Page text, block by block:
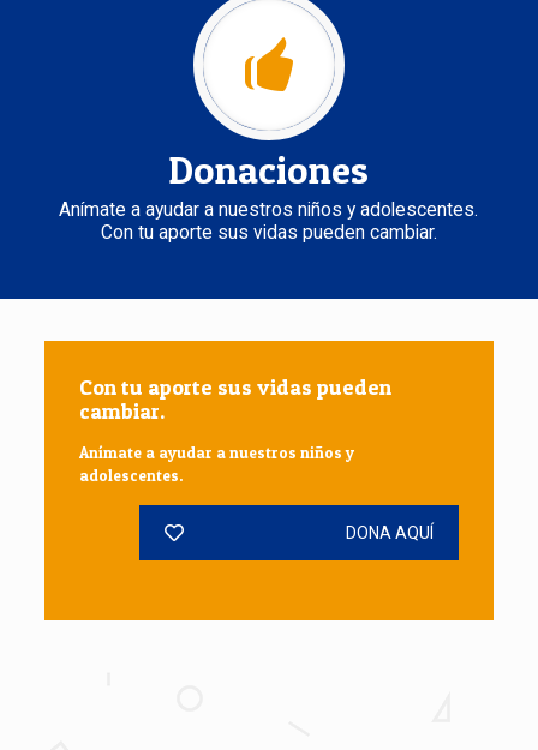
Donaciones
Anímate a ayudar a nuestros niños y adolescentes.
Con tu aporte sus vidas pueden cambiar.
Con tu aporte sus vidas pueden
cambiar.
Anímate a ayudar a nuestros niños y
adolescentes.
DONA AQUÍ